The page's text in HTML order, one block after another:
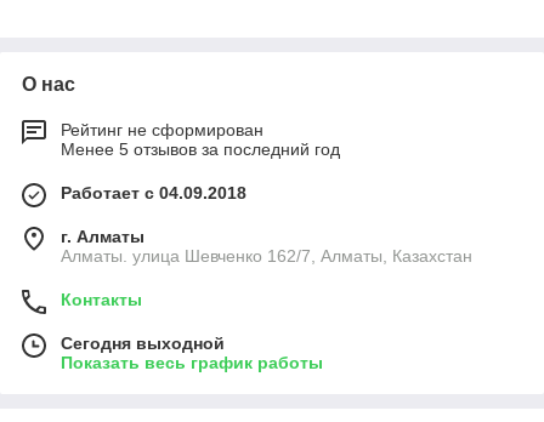
О нас
Рейтинг не сформирован
Менее 5 отзывов за последний год
Работает с 04.09.2018
г. Алматы
Алматы. улица Шевченко 162/7, Алматы, Казахстан
Контакты
Сегодня выходной
Показать весь график работы